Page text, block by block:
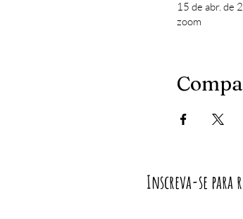
15 de abr. de
zoom
Inscreva-se para